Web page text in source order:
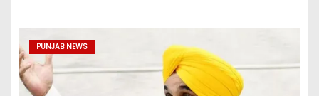
PUNJAB NEWS